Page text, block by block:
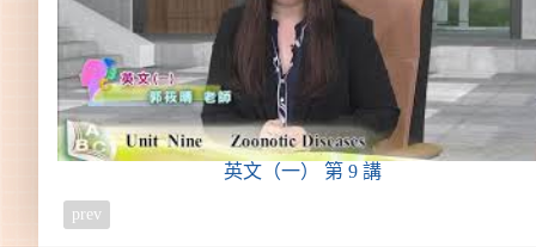
英文（一） 第 9 講
prev